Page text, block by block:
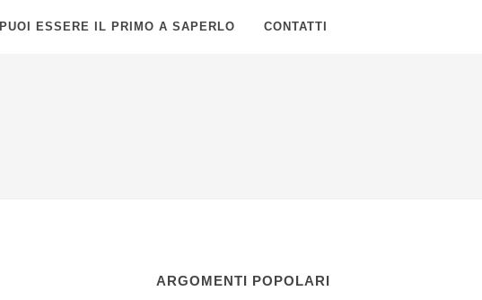
PUOI ESSERE IL PRIMO A SAPERLO CONTATTI
ARGOMENTI POPOLARI